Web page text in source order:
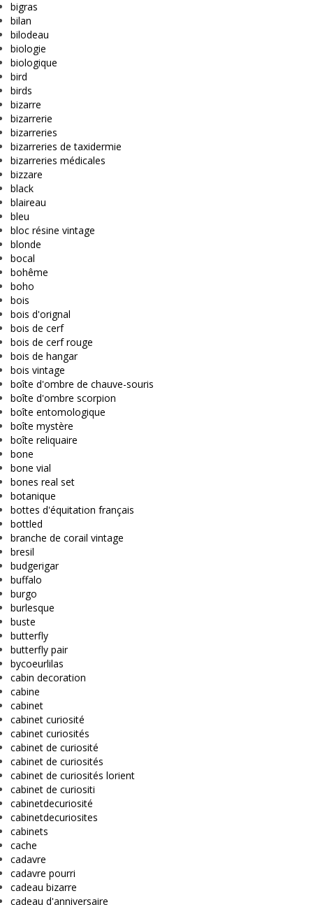
bigras
bilan
bilodeau
biologie
biologique
bird
birds
bizarre
bizarrerie
bizarreries
bizarreries de taxidermie
bizarreries médicales
bizzare
black
blaireau
bleu
bloc résine vintage
blonde
bocal
bohême
boho
bois
bois d'orignal
bois de cerf
bois de cerf rouge
bois de hangar
bois vintage
boîte d'ombre de chauve-souris
boîte d'ombre scorpion
boîte entomologique
boîte mystère
boîte reliquaire
bone
bone vial
bones real set
botanique
bottes d'équitation français
bottled
branche de corail vintage
bresil
budgerigar
buffalo
burgo
burlesque
buste
butterfly
butterfly pair
bycoeurlilas
cabin decoration
cabine
cabinet
cabinet curiosité
cabinet curiosités
cabinet de curiosité
cabinet de curiosités
cabinet de curiosités lorient
cabinet de curiositi
cabinetdecuriosité
cabinetdecuriosites
cabinets
cache
cadavre
cadavre pourri
cadeau bizarre
cadeau d'anniversaire